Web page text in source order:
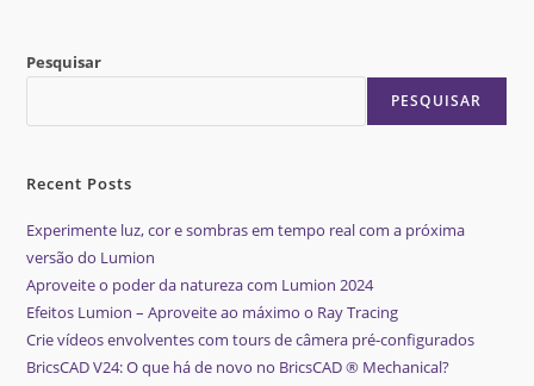
Pesquisar
PESQUISAR
Recent Posts
Experimente luz, cor e sombras em tempo real com a próxima
versão do Lumion
Aproveite o poder da natureza com Lumion 2024
Efeitos Lumion – Aproveite ao máximo o Ray Tracing
Crie vídeos envolventes com tours de câmera pré-configurados
BricsCAD V24: O que há de novo no BricsCAD ® Mechanical?